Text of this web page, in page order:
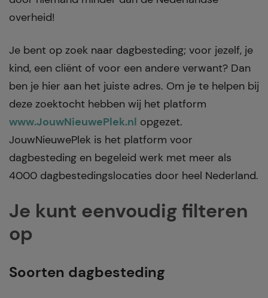
overheid!
Je bent op zoek naar dagbesteding; voor jezelf, je
kind, een cliënt of voor een andere verwant? Dan
ben je hier aan het juiste adres. Om je te helpen bij
deze zoektocht hebben wij het platform
www.JouwNieuwePlek.nl opgezet.
JouwNieuwePlek is het platform voor
dagbesteding en begeleid werk met meer als
4000 dagbestedingslocaties door heel Nederland.
Je kunt eenvoudig filteren
op
Soorten dagbesteding